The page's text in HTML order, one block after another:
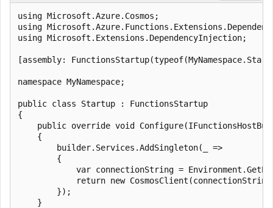
using Microsoft.Azure.Cosmos;
using
using Microsoft.Extensions.DependencyInjection;
[assembly:
namespace MyNamespace;
public class Startup : FunctionsStartup
{
public override void
    {
        builder.Services.AddSingleton(_ =>
        {
var connectionString =
return new
        });
    }